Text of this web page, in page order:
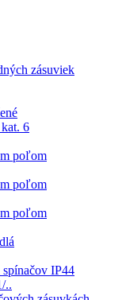
zásuviek
6
poľom
poľom
poľom
IP44
..